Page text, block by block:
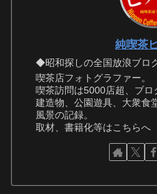
純喫茶
◆昭和探しの全国放浪ブロ
喫茶店フォトグラファー。
喫茶訪問は5000店超、ブロ
建造物、公園遊具、大衆食
風景の記録。
取材、書籍化等はこちら